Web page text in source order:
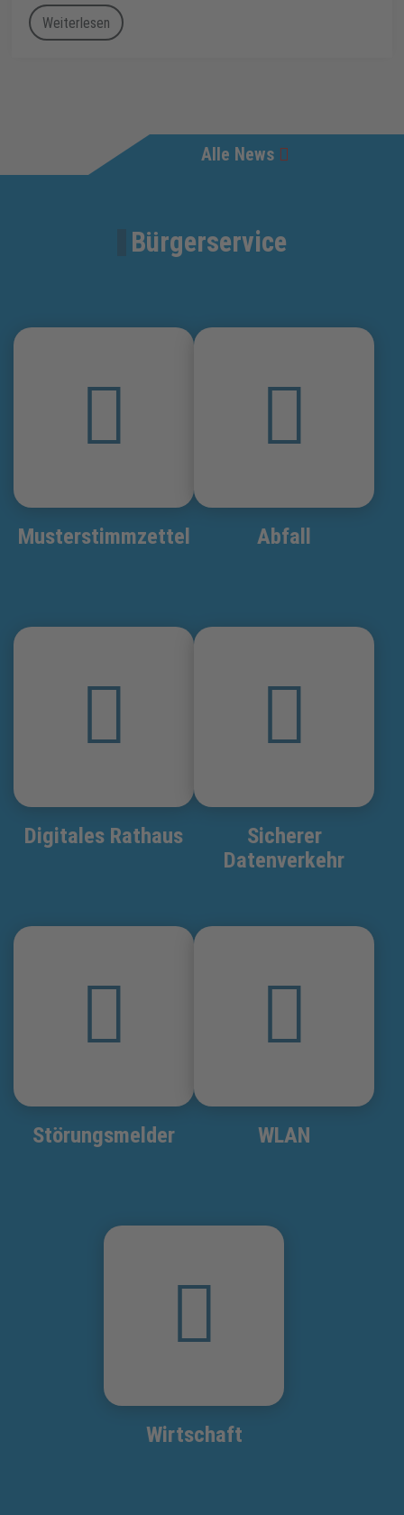
Weiterlesen
Alle News
Bürgerservice
Musterstimmzettel Abfall
Digitales Rathaus
Sicherer
Datenverkehr
Störungsmelder WLAN
Wirtschaft